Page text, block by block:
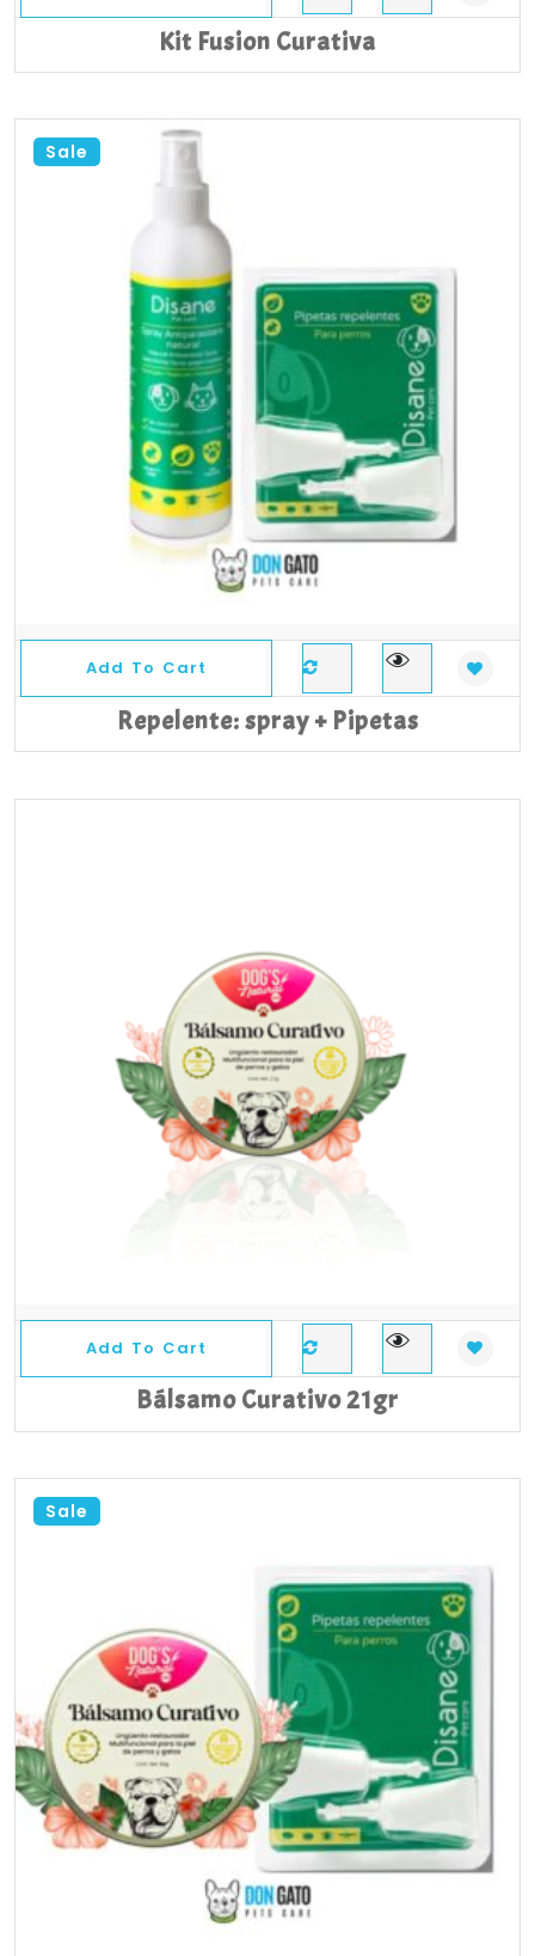
Kit Fusion Curativa
Sale
Add To Cart
Repelente: spray + Pipetas
Add To Cart
Bálsamo Curativo 21gr
Sale